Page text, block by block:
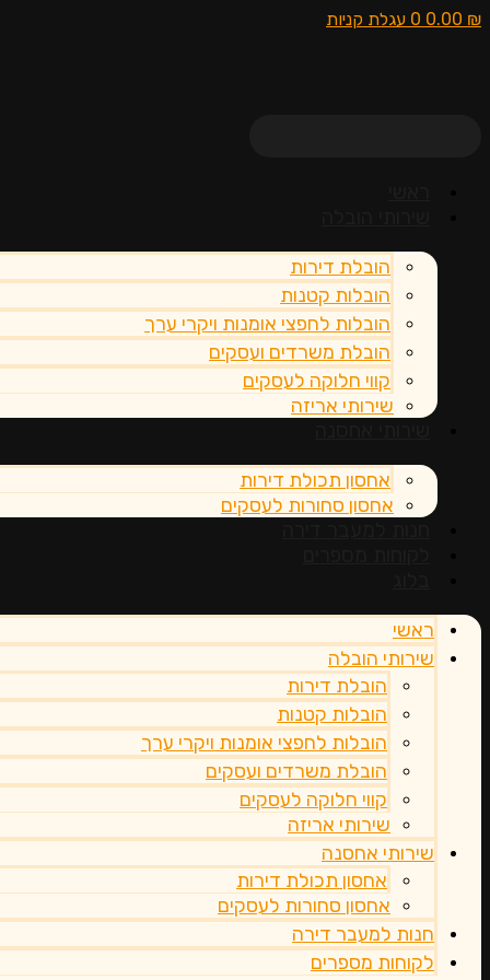
0.00 ₪
0 עגלת קניות
הובלת דירות
הובלות קטנות
הובלות לחפצי אומנות ויקרי ערך
הובלת משרדים ועסקים
קווי חלוקה לעסקים
שירותי אריזה
אחסון תכולת דירות
אחסון סחורות לעסקים
ראשי
שירותי הובלה
הובלת דירות
הובלות קטנות
הובלות לחפצי אומנות ויקרי ערך
הובלת משרדים ועסקים
קווי חלוקה לעסקים
שירותי אריזה
שירותי אחסנה
אחסון תכולת דירות
אחסון סחורות לעסקים
חנות למעבר דירה
לקוחות מספרים